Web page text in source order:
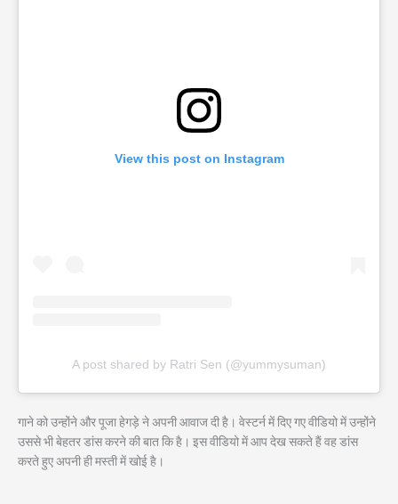
View this post on Instagram
A post shared by Ratri Sen (@yummysuman)
गाने को उन्होंने और पूजा हेगड़े ने अपनी आवाज दी है। वेस्टर्न में दिए गए वीडियो में उन्होंने
उससे भी बेहतर डांस करने की बात कि है। इस वीडियो में आप देख सकते हैं वह डांस
करते हुए अपनी ही मस्ती में खोई है।